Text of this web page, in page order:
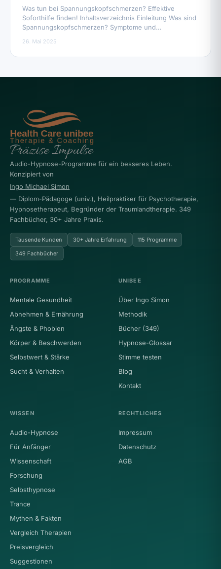
Was tun bei Spannungskopfschmerzen? Effektive
Soforthilfe finden! Inhaltsverzeichnis Einleitung Was sind
Spannungskopfschmerzen? Symptome und…
26. Mai 2025
Audio-Hypnose-Programme für ein besseres Leben.
Konzipiert von
Ingo Michael Simon
— Diplom-Pädagoge (univ.), Heilpraktiker für Psychotherapie,
Hypnosetherapeut, Begründer der Traumlandtherapie. 349
Fachbücher, 30+ Jahre Praxis.
Tausende Kunden 30+ Jahre Erfahrung
115 Programme
349 Fachbücher
PROGRAMME
Mentale Gesundheit
Abnehmen & Ernährung
Ängste & Phobien
Körper & Beschwerden
Selbstwert & Stärke
Sucht & Verhalten
UNIBEE
Über Ingo Simon
Methodik
Bücher (349)
Hypnose-Glossar
Stimme testen
Blog
Kontakt
WISSEN
Audio-Hypnose
Für Anfänger
Wissenschaft
Forschung
Selbsthypnose
Trance
Mythen & Fakten
Vergleich Therapien
Preisvergleich
Suggestionen
RECHTLICHES
Impressum
Datenschutz
AGB